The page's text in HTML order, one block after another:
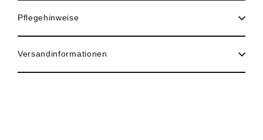
Pflegehinweise
Versandinformationen